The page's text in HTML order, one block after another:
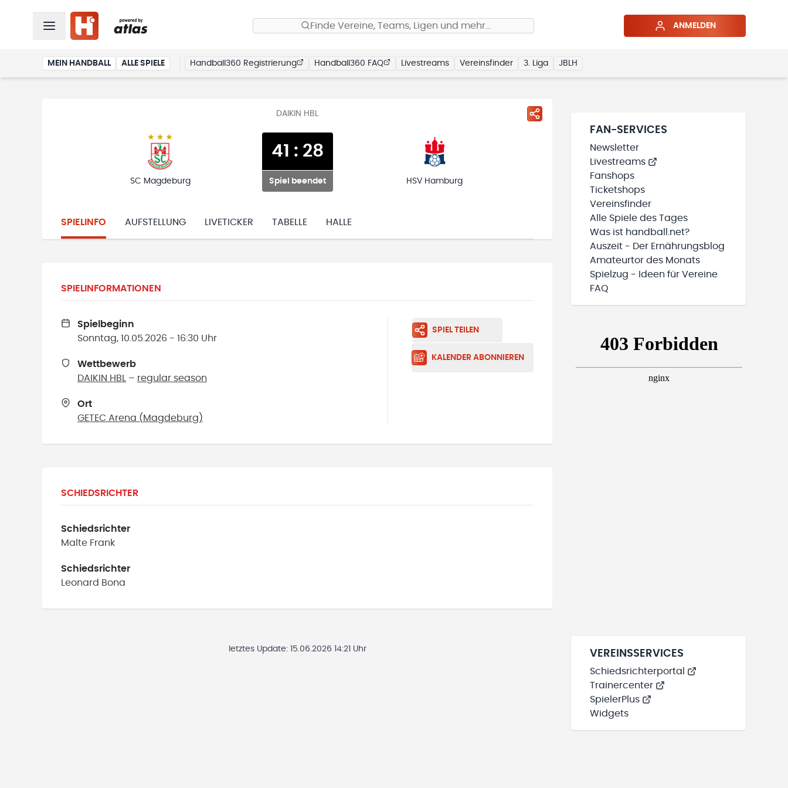
Finde Vereine, Teams, Ligen und mehr… ANMELDEN
MEIN HANDBALL ALLE SPIELE Handball360 Registrierung Handball360 FAQ Livestreams Vereinsfinder 3. Liga JBLH
DAIKIN HBL
SC Magdeburg
41 : 28
Spiel beendet HSV Hamburg
SPIELINFO AUFSTELLUNG LIVETICKER TABELLE HALLE
SPIELINFORMATIONEN
Spielbeginn
Sonntag, 10.05.2026 - 16:30 Uhr
Wettbewerb
DAIKIN HBL
– regular season
Ort
GETEC Arena ( Magdeburg )
SPIEL TEILEN
KALENDER ABONNIEREN
SCHIEDSRICHTER
Schiedsrichter
Malte Frank
Schiedsrichter
Leonard Bona
letztes Update: 15.06.2026 14:21 Uhr
FAN-SERVICES
Newsletter
Livestreams
Fanshops
Ticketshops
Vereinsfinder
Alle Spiele des Tages
Was ist handball.net?
Auszeit - Der Ernährungsblog
Amateurtor des Monats
Spielzug - Ideen für Vereine
FAQ
VEREINSSERVICES
Schiedsrichterportal
Trainercenter
SpielerPlus
Widgets